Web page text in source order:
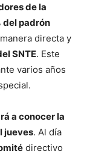
de la
del padrón
directa y
SNTE. Este
varios años
a conocer la
jueves. Al día
directivo